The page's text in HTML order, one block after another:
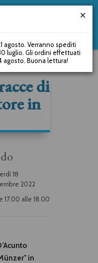
di
in
18
2022
17.00 alle 18.00
in
agosto. Verranno spediti
luglio. Gli ordini effettuati
agosto. Buona lettura!